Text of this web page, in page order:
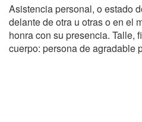
Asistencia personal, o estado
delante de otra u otras o en el
honra con su presencia. Talle,
cuerpo: persona de agradable